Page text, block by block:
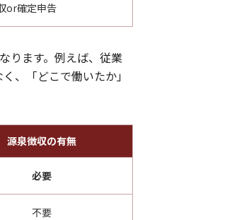
or確定申告
ります。例えば、従業
、「どこで働いたか」
源泉徴収の有無
必要
不要